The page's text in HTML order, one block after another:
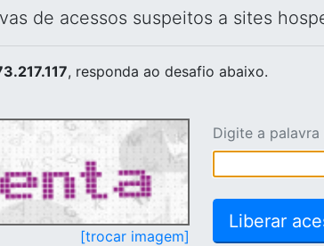
de acessos suspeitos a sites
, responda ao desafio abaixo.
[trocar imagem]
Digite a